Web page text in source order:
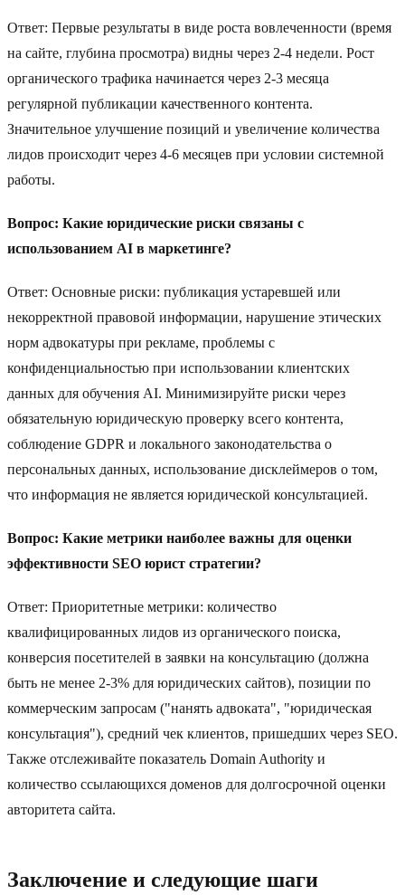
Ответ: Первые результаты в виде роста вовлеченности (время
на сайте, глубина просмотра) видны через 2-4 недели. Рост
органического трафика начинается через 2-3 месяца
регулярной публикации качественного контента.
Значительное улучшение позиций и увеличение количества
лидов происходит через 4-6 месяцев при условии системной
работы.
Вопрос: Какие юридические риски связаны с
использованием AI в маркетинге?
Ответ: Основные риски: публикация устаревшей или
некорректной правовой информации, нарушение этических
норм адвокатуры при рекламе, проблемы с
конфиденциальностью при использовании клиентских
данных для обучения AI. Минимизируйте риски через
обязательную юридическую проверку всего контента,
соблюдение GDPR и локального законодательства о
персональных данных, использование дисклеймеров о том,
что информация не является юридической консультацией.
Вопрос: Какие метрики наиболее важны для оценки
эффективности SEO юрист стратегии?
Ответ: Приоритетные метрики: количество
квалифицированных лидов из органического поиска,
конверсия посетителей в заявки на консультацию (должна
быть не менее 2-3% для юридических сайтов), позиции по
коммерческим запросам ("нанять адвоката", "юридическая
консультация"), средний чек клиентов, пришедших через SEO.
Также отслеживайте показатель Domain Authority и
количество ссылающихся доменов для долгосрочной оценки
авторитета сайта.
Заключение и следующие шаги